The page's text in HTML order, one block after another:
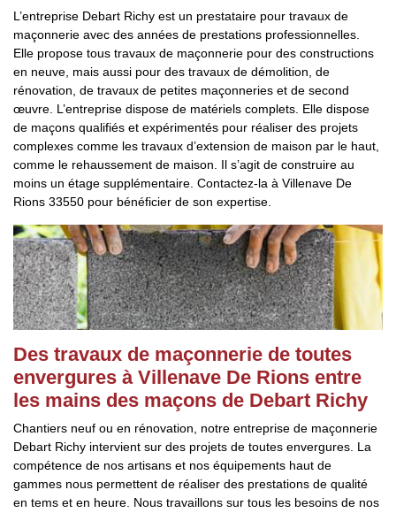
L’entreprise Debart Richy est un prestataire pour travaux de
maçonnerie avec des années de prestations professionnelles.
Elle propose tous travaux de maçonnerie pour des constructions
en neuve, mais aussi pour des travaux de démolition, de
rénovation, de travaux de petites maçonneries et de second
œuvre. L’entreprise dispose de matériels complets. Elle dispose
de maçons qualifiés et expérimentés pour réaliser des projets
complexes comme les travaux d’extension de maison par le haut,
comme le rehaussement de maison. Il s’agit de construire au
moins un étage supplémentaire. Contactez-la à Villenave De
Rions 33550 pour bénéficier de son expertise.
Des travaux de maçonnerie de toutes
envergures à Villenave De Rions entre
les mains des maçons de Debart Richy
Chantiers neuf ou en rénovation, notre entreprise de maçonnerie
Debart Richy intervient sur des projets de toutes envergures. La
compétence de nos artisans et nos équipements haut de
gammes nous permettent de réaliser des prestations de qualité
en tems et en heure. Nous travaillons sur tous les besoins de nos